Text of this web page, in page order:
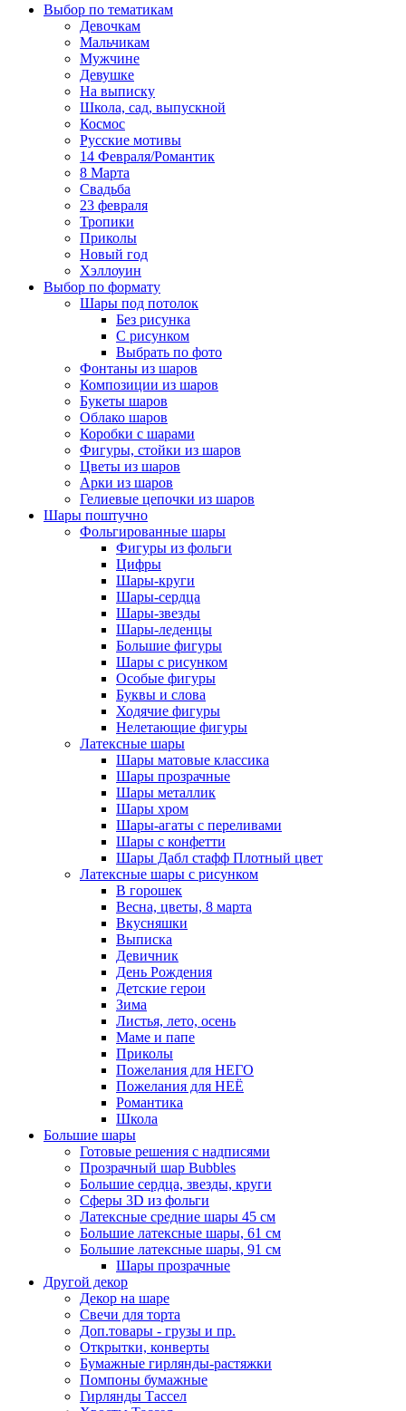
Выбор по тематикам
Девочкам
Мальчикам
Мужчине
Девушке
На выписку
Школа, сад, выпускной
Космос
Русские мотивы
14 Февраля/Романтик
8 Марта
Свадьба
23 февраля
Тропики
Приколы
Новый год
Хэллоуин
Выбор по формату
Шары под потолок
Без рисунка
С рисунком
Выбрать по фото
Фонтаны из шаров
Композиции из шаров
Букеты шаров
Облако шаров
Коробки с шарами
Фигуры, стойки из шаров
Цветы из шаров
Арки из шаров
Гелиевые цепочки из шаров
Шары поштучно
Фольгированные шары
Фигуры из фольги
Цифры
Шары-круги
Шары-сердца
Шары-звезды
Шары-леденцы
Большие фигуры
Шары с рисунком
Особые фигуры
Буквы и слова
Ходячие фигуры
Нелетающие фигуры
Латексные шары
Шары матовые классика
Шары прозрачные
Шары металлик
Шары хром
Шары-агаты с переливами
Шары с конфетти
Шары Дабл стафф Плотный цвет
Латексные шары с рисунком
В горошек
Весна, цветы, 8 марта
Вкусняшки
Выписка
Девичник
День Рождения
Детские герои
Зима
Листья, лето, осень
Маме и папе
Приколы
Пожелания для НЕГО
Пожелания для НЕЁ
Романтика
Школа
Большие шары
Готовые решения с надписями
Прозрачный шар Bubbles
Большие сердца, звезды, круги
Сферы 3D из фольги
Латексные средние шары 45 см
Большие латексные шары, 61 см
Большие латексные шары, 91 см
Шары прозрачные
Другой декор
Декор на шаре
Свечи для торта
Доп.товары - грузы и пр.
Открытки, конверты
Бумажные гирлянды-растяжки
Помпоны бумажные
Гирлянды Тассел